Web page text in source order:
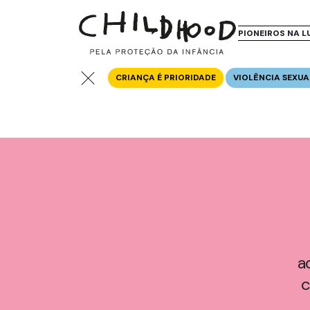
PIONEIROS NA
CRIANÇA É PRIORIDADE VIOLÊNCIA